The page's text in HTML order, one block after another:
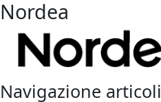
Nordea
Navigazione articoli